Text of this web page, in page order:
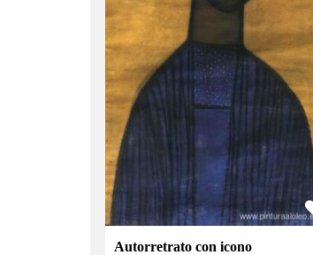
Autorretrato con icono